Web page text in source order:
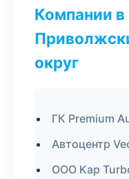
Компании в
округ
ГК Premium
Автоцентр
ООО Кар